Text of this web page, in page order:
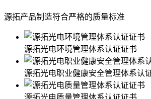
源拓产品制造符合严格的质量标准
源拓光电环境管理体系认证证书
源拓光电职业健康安全管理体系认